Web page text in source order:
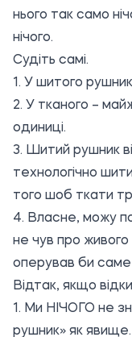
нього так само
нічого.
Судіть самі.
1. У шитого
2. У тканого –
одиниці.
3. Шитий рушник
технологічно
того шоб ткати
4. Власне, можу
не чув про живого
оперував би
Відтак, якщо
1. Ми НІЧОГО не
рушник» як явище.